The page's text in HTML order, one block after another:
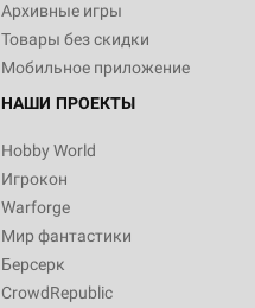
Архивные игры
Товары без скидки
Мобильное приложение
НАШИ ПРОЕКТЫ
Hobby World
Игрокон
Warforge
Мир фантастики
Берсерк
CrowdRepublic